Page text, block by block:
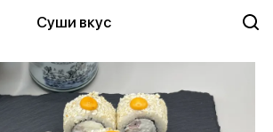
Суши вкус